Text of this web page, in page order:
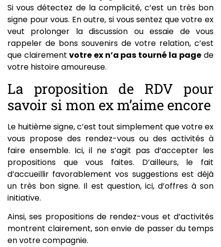
Si vous détectez de la complicité, c’est un très bon
signe pour vous. En outre, si vous sentez que votre ex
veut prolonger la discussion ou essaie de vous
rappeler de bons souvenirs de votre relation, c’est
que clairement votre ex n’a pas tourné la page de
votre histoire amoureuse.
La proposition de RDV pour
savoir si mon ex m’aime encore
Le huitième signe, c’est tout simplement que votre ex
vous propose des rendez-vous ou des activités à
faire ensemble. Ici, il ne s’agit pas d’accepter les
propositions que vous faites. D’ailleurs, le fait
d’accueillir favorablement vos suggestions est déjà
un très bon signe. Il est question, ici, d’offres à son
initiative.
Ainsi, ses propositions de rendez-vous et d’activités
montrent clairement, son envie de passer du temps
en votre compagnie.